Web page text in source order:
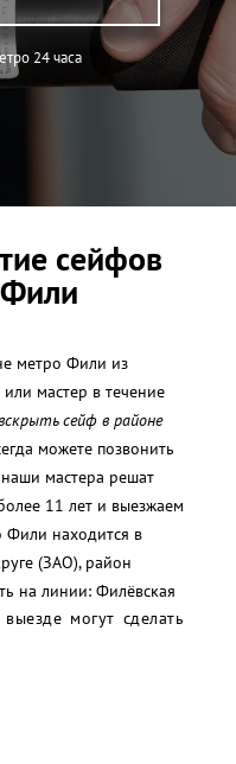
24 часа
сейфов
метро Фили из
мастер в течение
сейф в районе
можете позвонить
мастера решат
11 лет и выезжаем
Фили находится в
(ЗАО), район
на линии: Филёвская
могут сделать